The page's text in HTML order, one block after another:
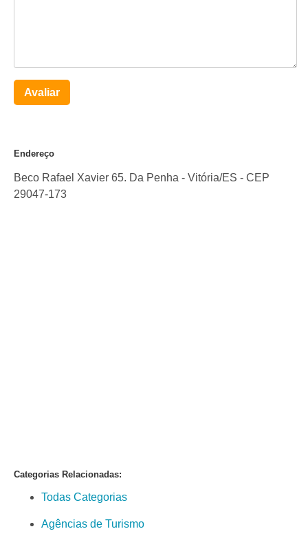
Avaliar
Endereço
Beco Rafael Xavier 65. Da Penha - Vitória/ES - CEP
29047-173
Categorias Relacionadas:
Todas Categorias
Agências de Turismo